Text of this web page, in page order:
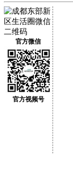
官方微信
官方视频号